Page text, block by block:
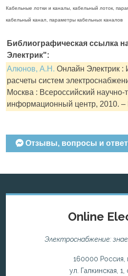
Кабельные лотки и каналы, кабельный лоток,
кабельный канал, параметры кабельных каналов
Библиографическая ссылка
Электрик":
Алюнов, А.Н. Онлайн Электрик :
расчеты систем
Москва : Всероссийский научно-
информационный центр, 2010. –
Отзывы, вопросы и
Online
Электроснабжение:
160000 Россия,
ул. Галкинская, 1,